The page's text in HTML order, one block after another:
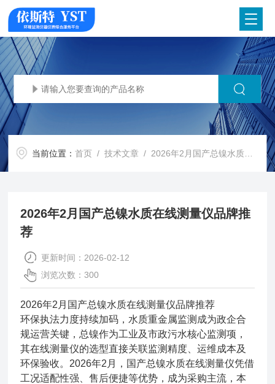
当前位置：首页 /技术文章 / 2026年2月国产总镍水质在线测量仪品牌推荐​
2026年2月国产总镍水质在线测量仪品牌推
荐​
更新时间：2026-02-12
浏览次数：300
2026年2月国产总镍水质在线测量仪品牌推荐
环保执法力度持续加码，水质重金属监测成为政企合
规运营关键，总镍作为工业及市政污水核心监测项，
其在线测量仪的选型直接关联监测精度、运维成本及
环保验收。2026年2月，国产总镍水质在线测量仪凭借
工况适配性强、售后便捷等优势，成为采购主流，本